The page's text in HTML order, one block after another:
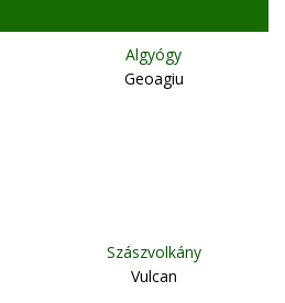
Algyógy
Geoagiu
Szászvolkány
Vulcan